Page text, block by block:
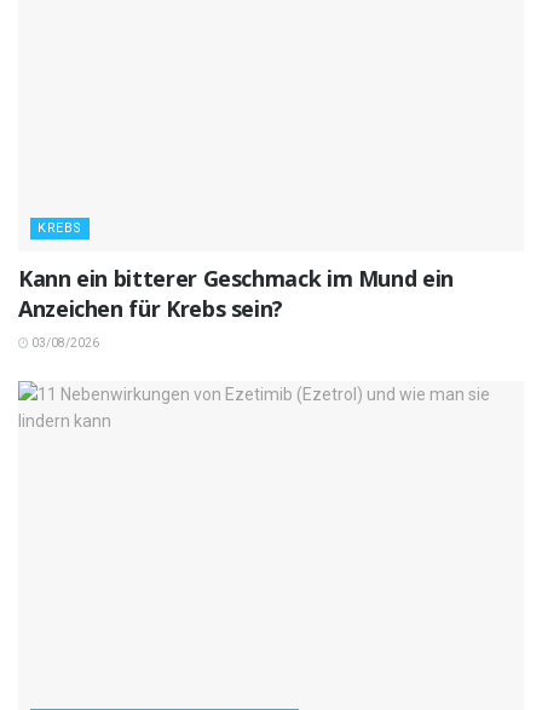
KREBS
Kann ein bitterer Geschmack im Mund ein
Anzeichen für Krebs sein?
03/08/2026